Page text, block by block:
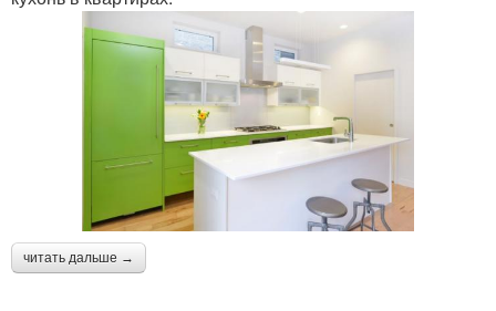
читать дальше →